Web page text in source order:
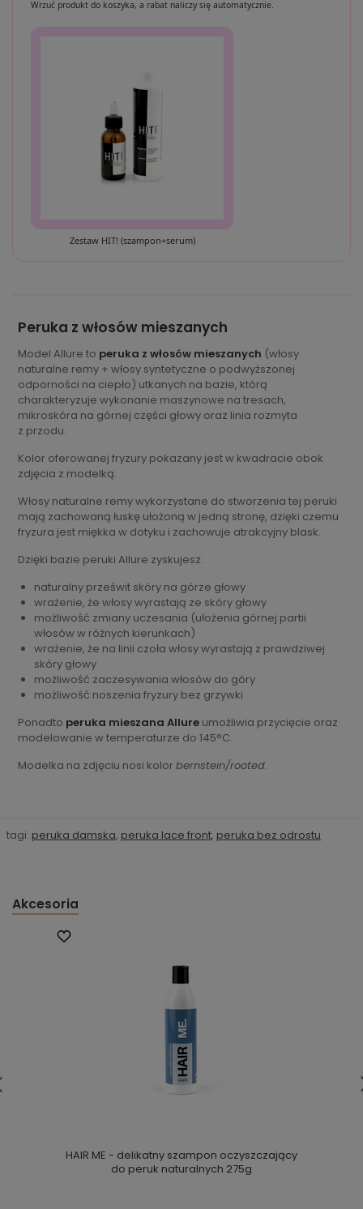
Wrzuć produkt do koszyka, a rabat naliczy się automatycznie.
Zestaw HIT! (szampon+serum)
Peruka z włosów mieszanych
Model Allure to peruka z włosów mieszanych (włosy
naturalne remy + włosy syntetyczne o podwyższonej
odporności na ciepło) utkanych na bazie, którą
charakteryzuje wykonanie maszynowe na tresach,
mikroskóra na górnej części głowy oraz linia rozmyta
z przodu.
Kolor oferowanej fryzury pokazany jest w kwadracie obok
zdjęcia z modelką.
Włosy naturalne remy wykorzystane do stworzenia tej peruki
mają zachowaną łuskę ułożoną w jedną stronę, dzięki czemu
fryzura jest miękka w dotyku i zachowuje atrakcyjny blask.
Dzięki bazie peruki Allure zyskujesz:
naturalny prześwit skóry na górze głowy
wrażenie, że włosy wyrastają ze skóry głowy
możliwość zmiany uczesania (ułożenia górnej partii
włosów w różnych kierunkach)
wrażenie, że na linii czoła włosy wyrastają z prawdziwej
skóry głowy
możliwość zaczesywania włosów do góry
możliwość noszenia fryzury bez grzywki
Ponadto peruka mieszana Allure umożliwia przycięcie oraz
modelowanie w temperaturze do 145°C.
Modelka na zdjęciu nosi kolor bernstein/rooted.
tagi: peruka damska, peruka lace front, peruka bez odrostu
Akcesoria
HAIR ME - delikatny szampon oczyszczający
do peruk naturalnych 275g